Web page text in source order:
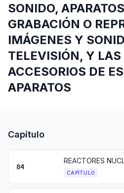
SONIDO,
GRABACIÓN O
IMÁGENES Y
TELEVISIÓN, Y LAS
ACCESORIOS DE
APARATOS
Capítulo
84
CAPÍTULO